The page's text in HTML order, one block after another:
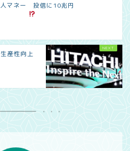
マネー 投信に10兆円
産性向上